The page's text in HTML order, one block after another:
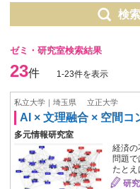
検
ゼミ・研究室検索結果
23件 1-23件を表示
私立大学｜埼玉県 立正大学
AI × 文理融合 × 空間コ
多元情報研究室
経済の
問題で
たと
研